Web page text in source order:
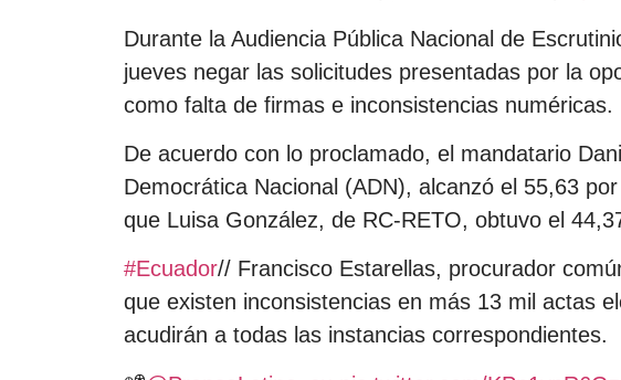
Durante la Audiencia Pública Nacional de
jueves negar las solicitudes presentadas por la
como falta de firmas e inconsistencias numéricas.
De acuerdo con lo proclamado, el mandatario
Democrática Nacional (ADN), alcanzó el 55,63
que Luisa González, de RC-RETO, obtuvo el
#Ecuador// Francisco Estarellas, procurador
que existen inconsistencias en más 13 mil actas
acudirán a todas las instancias correspondientes.